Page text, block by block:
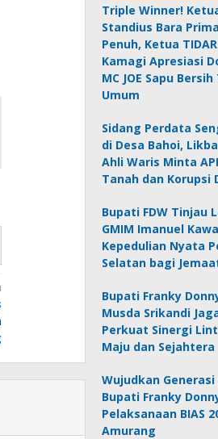
Triple Winner!
Standius Bara
Penuh, Ketua
Kamagi Apresiasi
MC JOE Sapu
Umum
Sidang Perdata
di Desa Bahoi,
Ahli Waris Minta
Tanah dan Korupsi
Bupati FDW Tinjau
GMIM Imanuel
Kepedulian Nyata
Selatan bagi
Bupati Franky
Musda Srikandi
Perkuat Sinergi
Maju dan Sejahtera
Wujudkan
Bupati Franky
Pelaksanaan BIAS
Amurang